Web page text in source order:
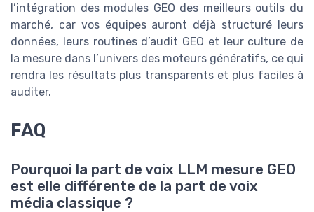
l’intégration des modules GEO des meilleurs outils du
marché, car vos équipes auront déjà structuré leurs
données, leurs routines d’audit GEO et leur culture de
la mesure dans l’univers des moteurs génératifs, ce qui
rendra les résultats plus transparents et plus faciles à
auditer.
FAQ
Pourquoi la part de voix LLM mesure GEO
est elle différente de la part de voix
média classique ?